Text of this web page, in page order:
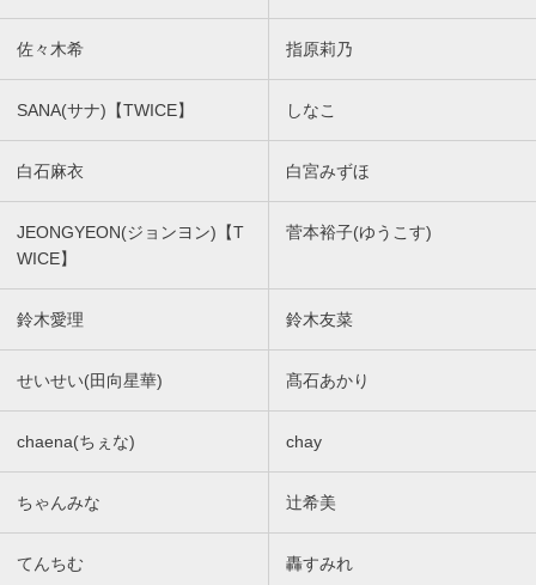
佐々木希 指原莉乃
SANA(サナ)【TWICE】 しなこ
白石麻衣 白宮みずほ
JEONGYEON(ジョンヨン)【T
WICE】
菅本裕子(ゆうこす)
鈴木愛理 鈴木友菜
せいせい(田向星華) 髙石あかり
chaena(ちぇな) chay
ちゃんみな 辻希美
てんちむ 轟すみれ